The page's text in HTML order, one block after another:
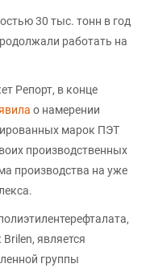
30 тыс. тонн в год
работать на
Репорт, в конце
о намерении
марок ПЭТ
производственных
производства на уже
является
группы